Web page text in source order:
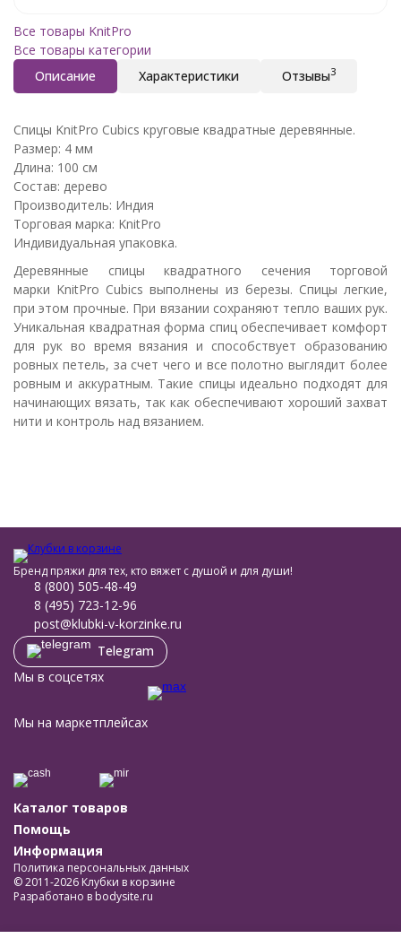
Все товары KnitPro
Все товары категории
Описание
Характеристики Отзывы3
Спицы KnitPro Cubics круговые квадратные деревянные.
Размер: 4 мм
Длина: 100 см
Состав: дерево
Производитель: Индия
Торговая марка: KnitPro
Индивидуальная упаковка.
Деревянные спицы квадратного сечения торговой
марки KnitPro Cubics выполнены из березы. Спицы легкие,
при этом прочные. При вязании сохраняют тепло ваших рук.
Уникальная квадратная форма спиц обеспечивает комфорт
для рук во время вязания и способствует образованию
ровных петель, за счет чего и все полотно выглядит более
ровным и аккуратным. Такие спицы идеально подходят для
начинающих вязать, так как обеспечивают хороший захват
нити и контроль над вязанием.
Бренд пряжи для тех, кто вяжет с душой и для души!
8 (800) 505-48-49
8 (495) 723-12-96
post@klubki-v-korzinke.ru
Telegram
Мы в соцсетях
Мы на маркетплейсах
Каталог товаров
Помощь
Информация
Политика персональных данных
© 2011-2026 Клубки в корзине
Разработано в bodysite.ru